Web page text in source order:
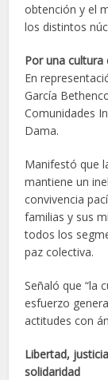
obtención y el
los distintos
Por una cultura
En
García
Comunidades
Dama.
Manifestó que
mantiene un
convivencia
familias y sus
todos los
paz colectiva.
Señaló que “la
esfuerzo
actitudes con
Libertad,
solidaridad